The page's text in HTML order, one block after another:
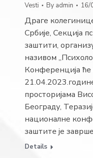
Vesti By admin 16/
Драге
Србије, Секција
заштити,
називом
Конференција
просторијама
Београду,
националне
заштите је
Details